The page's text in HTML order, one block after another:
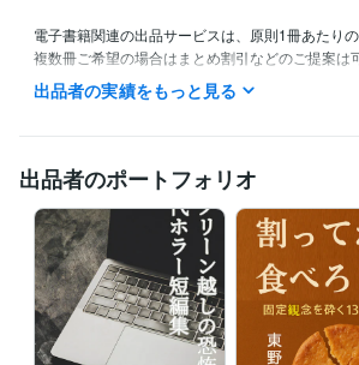
電子書籍関連の出品サービスは、原則1冊あたりの
複数冊ご希望の場合はまとめ割引などのご提案は
納期の目安としては、特にご質問や修正などがな
完成品を提出した後で3日以上お返事が頂けてい
から1か月以上連絡が取れなくなった場合は、こち
いとさせていただく場合がございます。正式納品
必要な方は、事前にご連絡いただきますと幸いで
修正や変更等については、こちらのミスに起因す
ら1週間後までのご連絡であれば無償対応いたし
は納品1週間以降のお申し出の場合は原則有償での
ご理解ください。
出品者の実績をもっと見る
出品者のポートフォリオ